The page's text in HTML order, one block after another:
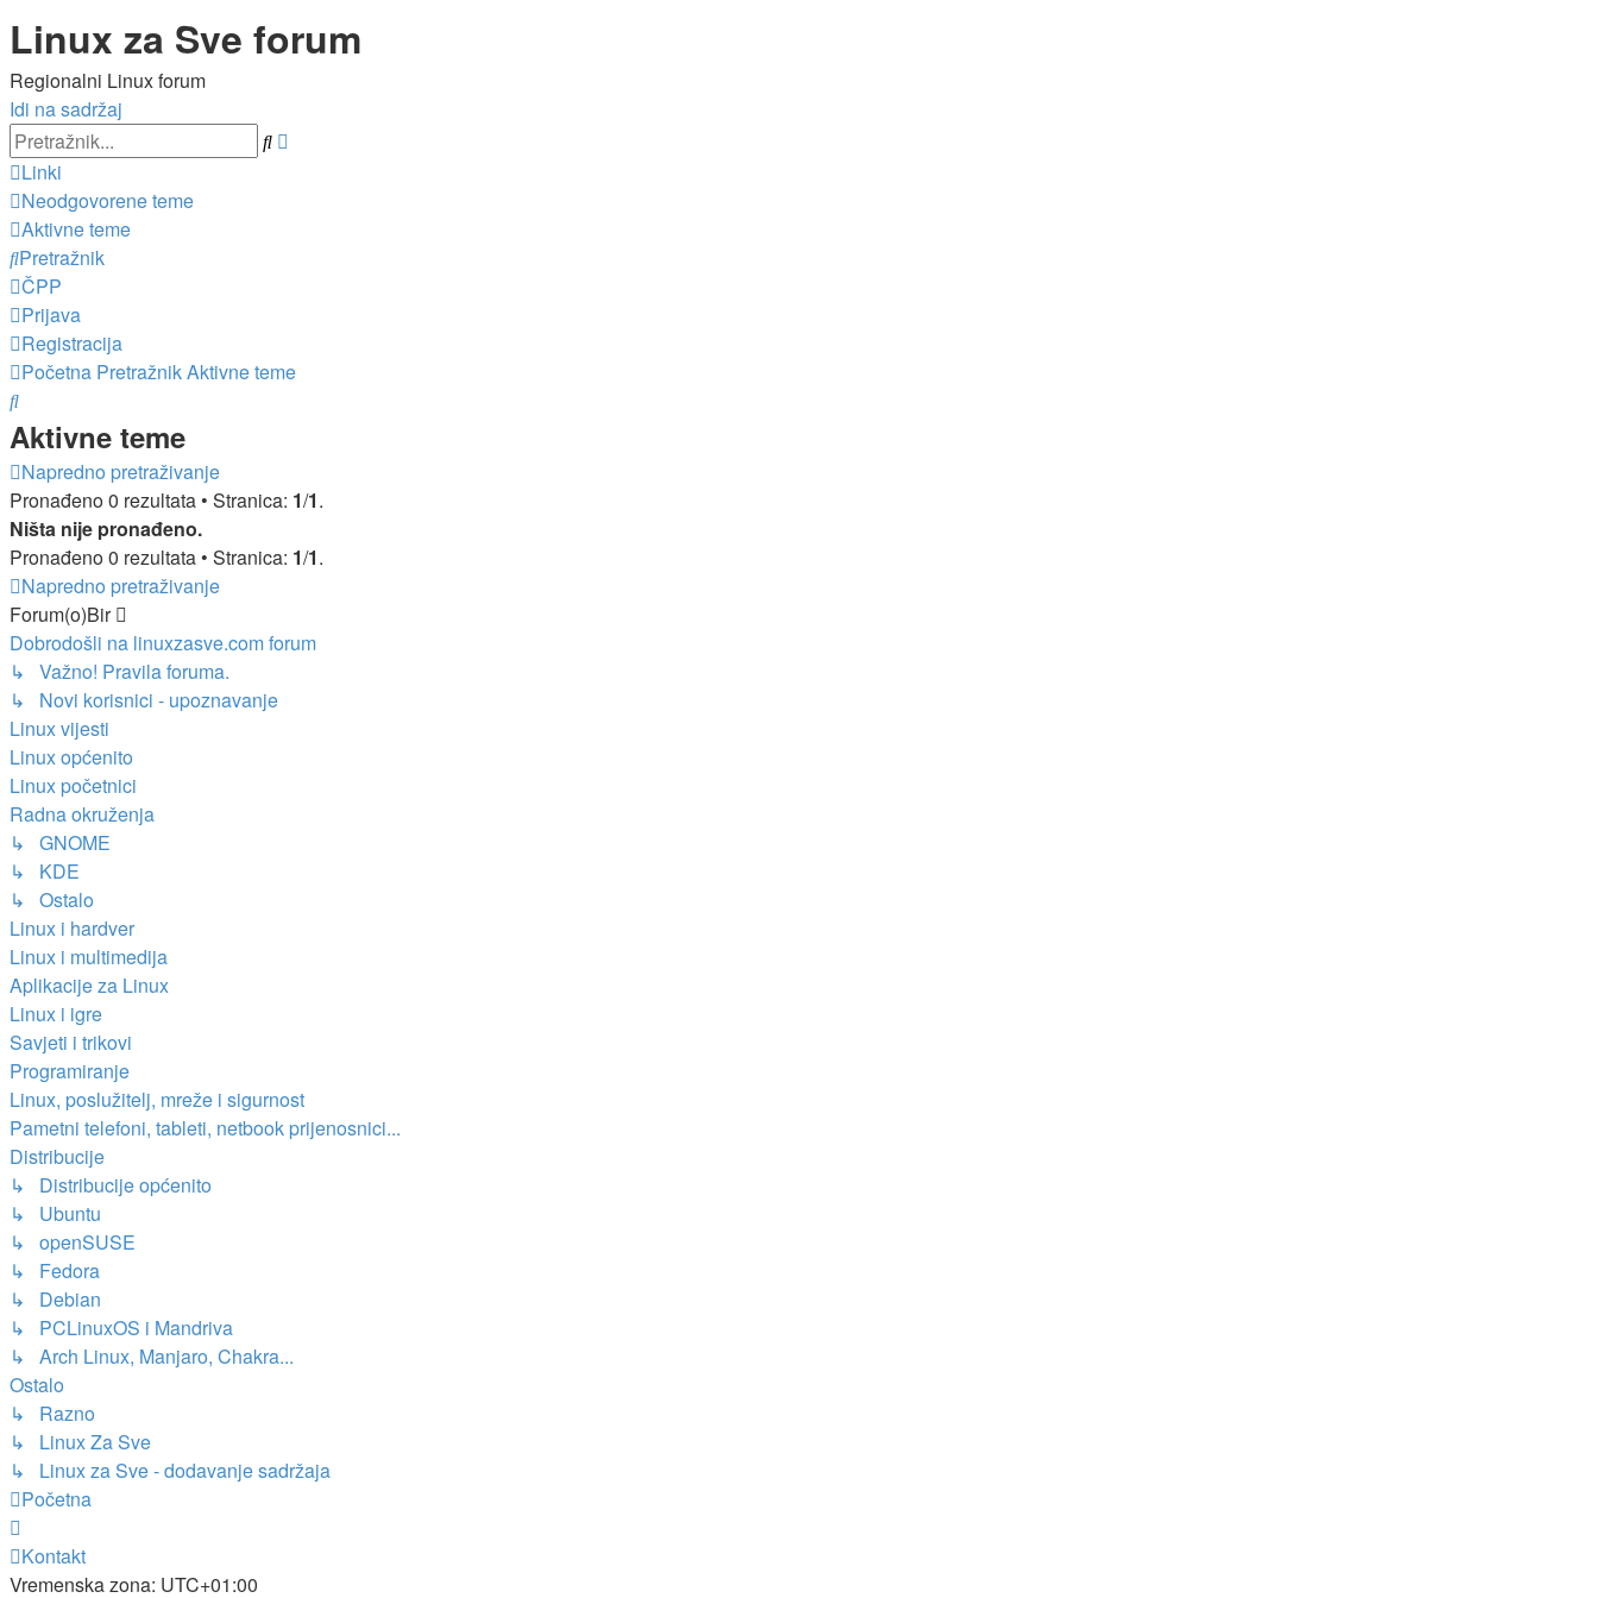
Linux za Sve forum
Regionalni Linux forum
Idi na sadržaj
Pretražnik
Linki
Neodgovorene teme
Aktivne teme
Pretražnik
ČPP
Prijava
Registracija
Početna PretražnikAktivne teme
Pretražnik
Aktivne teme
Napredno pretraživanje
Pronađeno 0 rezultata • Stranica: 1/1.
Ništa nije pronađeno.
Pronađeno 0 rezultata • Stranica: 1/1.
Napredno pretraživanje
Forum(o)Bir
Dobrodošli na linuxzasve.com forum
↳ Važno! Pravila foruma.
↳ Novi korisnici - upoznavanje
Linux vijesti
Linux općenito
Linux početnici
Radna okruženja
↳ GNOME
↳ KDE
↳ Ostalo
Linux i hardver
Linux i multimedija
Aplikacije za Linux
Linux i igre
Savjeti i trikovi
Programiranje
Linux, poslužitelj, mreže i sigurnost
Pametni telefoni, tableti, netbook prijenosnici...
Distribucije
↳ Distribucije općenito
↳ Ubuntu
↳ openSUSE
↳ Fedora
↳ Debian
↳ PCLinuxOS i Mandriva
↳ Arch Linux, Manjaro, Chakra...
Ostalo
↳ Razno
↳ Linux Za Sve
↳ Linux za Sve - dodavanje sadržaja
Početna
Kontakt
Vremenska zona: UTC+01:00